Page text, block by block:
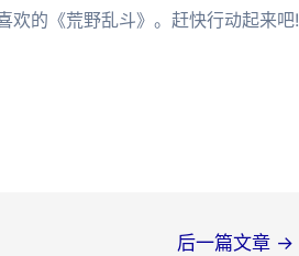
欢的《荒野乱斗》。赶快行动起来吧!
后一篇文章 →